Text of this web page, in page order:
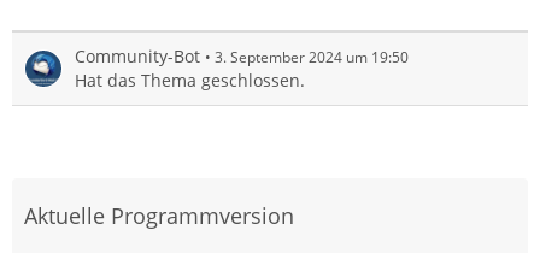
Community-Bot 3. September 2024 um 19:50
Hat das Thema geschlossen.
Aktuelle Programmversion